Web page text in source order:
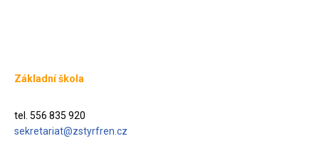
Základní škola
tel. 556 835 920
sekretariat@zstyrfren.cz